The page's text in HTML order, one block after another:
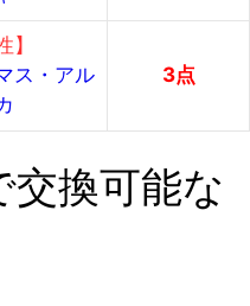
】
ス・アル
3点
換可能な